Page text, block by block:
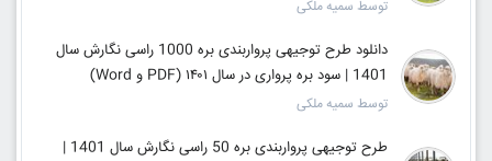
توسط سمیه ملکی
دانلود طرح توجیهی پرواربندی بره 1000 راسی نگارش سال
1401 | سود بره پرواری در سال ۱۴۰۱ (PDF و Word)
توسط سمیه ملکی
طرح توجیهی پرواربندی بره 50 راسی نگارش سال 1401 |